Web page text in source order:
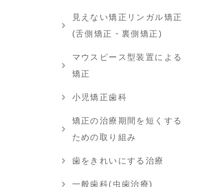
見えない矯正リンガル矯正
(舌側矯正・裏側矯正)
マウスピース型装置による
矯正
小児矯正歯科
矯正の治療期間を短くする
ための取り組み
歯をきれいにする治療
一般歯科(虫歯治療)